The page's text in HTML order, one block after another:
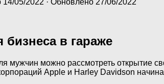
в гараже
мужчин можно рассмотреть открытие
Apple и Harley Davidson